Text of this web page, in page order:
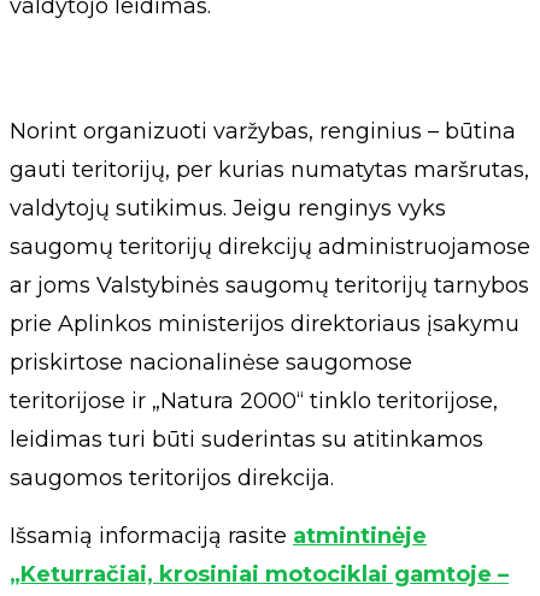
valdytojo leidimas.
Norint organizuoti varžybas, renginius – būtina
gauti teritorijų, per kurias numatytas maršrutas,
valdytojų sutikimus. Jeigu renginys vyks
saugomų teritorijų direkcijų administruojamose
ar joms Valstybinės saugomų teritorijų tarnybos
prie Aplinkos ministerijos direktoriaus įsakymu
priskirtose nacionalinėse saugomose
teritorijose ir „Natura 2000“ tinklo teritorijose,
leidimas turi būti suderintas su atitinkamos
saugomos teritorijos direkcija.
Išsamią informaciją rasite atmintinėje
„Keturračiai, krosiniai motociklai gamtoje –